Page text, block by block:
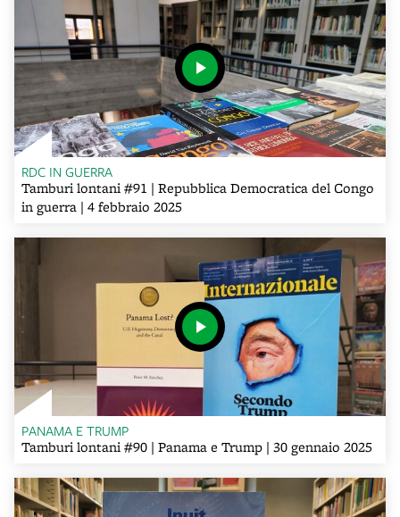
RDC IN GUERRA
Tamburi lontani #91 | Repubblica Democratica del Congo
in guerra | 4 febbraio 2025
PANAMA E TRUMP
Tamburi lontani #90 | Panama e Trump | 30 gennaio 2025